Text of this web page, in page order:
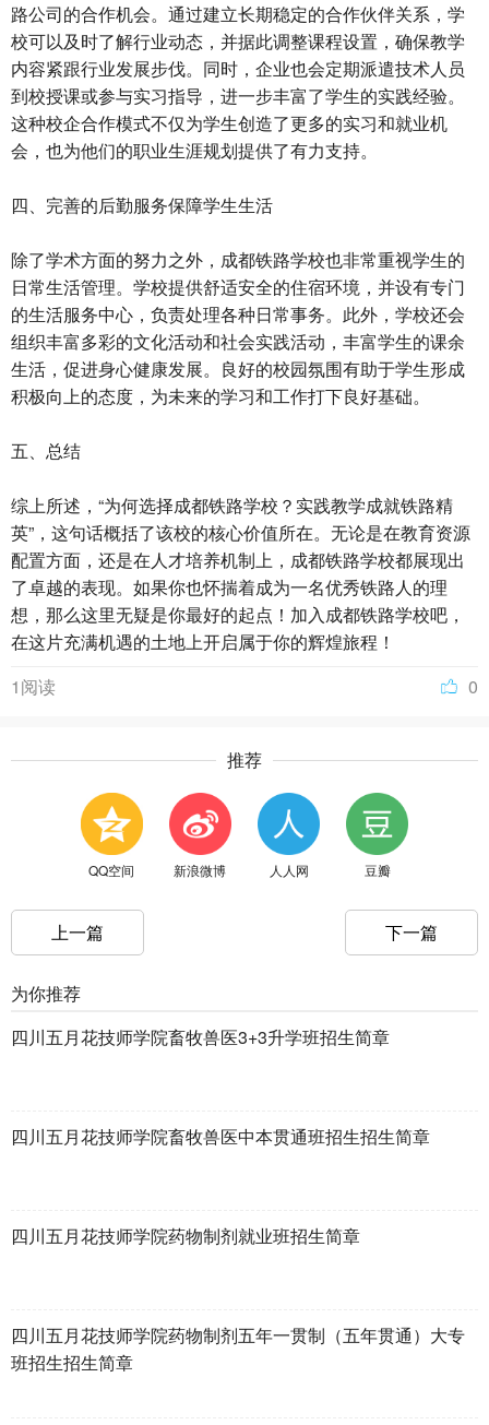
路公司的合作机会。通过建立长期稳定的合作伙伴关系，学
校可以及时了解行业动态，并据此调整课程设置，确保教学
内容紧跟行业发展步伐。同时，企业也会定期派遣技术人员
到校授课或参与实习指导，进一步丰富了学生的实践经验。
这种校企合作模式不仅为学生创造了更多的实习和就业机
会，也为他们的职业生涯规划提供了有力支持。
四、完善的后勤服务保障学生生活
除了学术方面的努力之外，成都铁路学校也非常重视学生的
日常生活管理。学校提供舒适安全的住宿环境，并设有专门
的生活服务中心，负责处理各种日常事务。此外，学校还会
组织丰富多彩的文化活动和社会实践活动，丰富学生的课余
生活，促进身心健康发展。良好的校园氛围有助于学生形成
积极向上的态度，为未来的学习和工作打下良好基础。
五、总结
综上所述，“为何选择成都铁路学校？实践教学成就铁路精
英”，这句话概括了该校的核心价值所在。无论是在教育资源
配置方面，还是在人才培养机制上，成都铁路学校都展现出
了卓越的表现。如果你也怀揣着成为一名优秀铁路人的理
想，那么这里无疑是你最好的起点！加入成都铁路学校吧，
在这片充满机遇的土地上开启属于你的辉煌旅程！
0
1阅读
推荐
QQ空间 新浪微博 人人网 豆瓣
上一篇 下一篇
为你推荐
四川五月花技师学院畜牧兽医3+3升学班招生简章
四川五月花技师学院畜牧兽医中本贯通班招生招生简章
四川五月花技师学院药物制剂就业班招生简章
四川五月花技师学院药物制剂五年一贯制（五年贯通）大专
班招生招生简章